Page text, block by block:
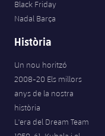
Black Friday
Nadal Barça
Història
Un nou horitzó
2008-20 Els millors
anys de la nostra
història
L'era del Dream Team